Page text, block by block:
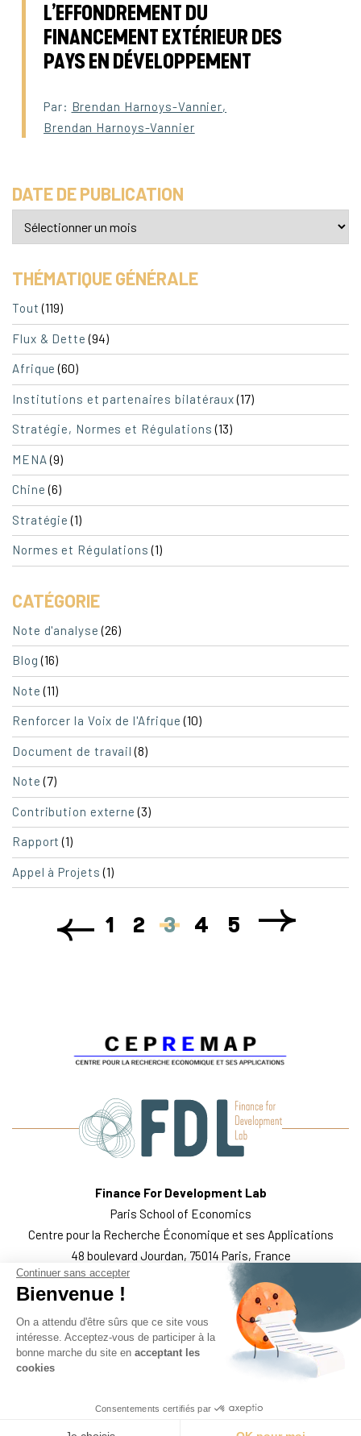
L’EFFONDREMENT DU
FINANCEMENT EXTÉRIEUR DES
PAYS EN DÉVELOPPEMENT
Par: Brendan Harnoys-Vannier,
Brendan Harnoys-Vannier
DATE DE PUBLICATION
THÉMATIQUE GÉNÉRALE
Tout (119)
Flux & Dette (94)
Afrique (60)
Institutions et partenaires bilatéraux(17)
Stratégie, Normes et Régulations (13)
MENA(9)
Chine (6)
Stratégie (1)
Normes et Régulations (1)
CATÉGORIE
Note d'analyse (26)
Blog (16)
Note (11)
Renforcer la Voix de l'Afrique (10)
Document de travail (8)
Note (7)
Contribution externe (3)
Rapport (1)
Appel à Projets (1)
1 2 3 4 5
Finance For Development Lab
Paris School of Economics
Centre pour la Recherche Économique et ses Applications
48 boulevard Jourdan, 75014 Paris, France
QUI SOMMES-NOUS? NOTRE TRAVAIL
MENTIONS LÉGALES
Hypaepa.com
Continuer sans accepter
Bienvenue !
On a attendu d'être sûrs que ce site vous
intéresse. Acceptez-vous de participer à la
bonne marche du site en acceptant les
cookies
Consentements certifiés par